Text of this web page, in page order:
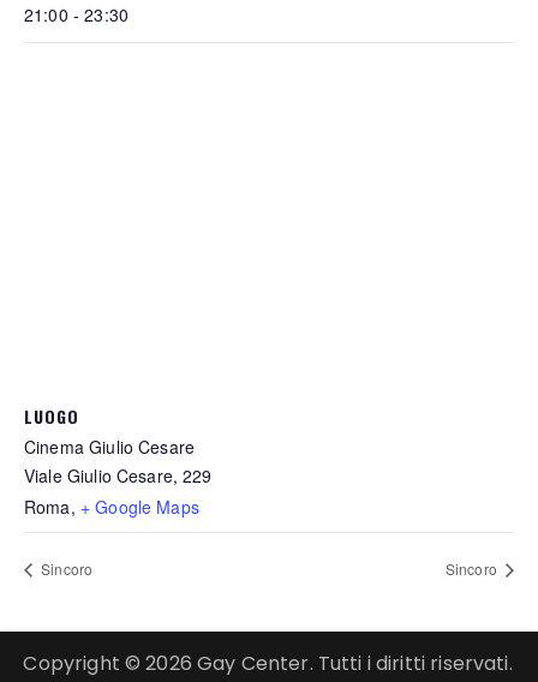
21:00 - 23:30
LUOGO
Cinema Giulio Cesare
Viale Giulio Cesare, 229
Roma, + Google Maps
Sincoro Sincoro
Copyright © 2026 Gay Center. Tutti i diritti riservati.